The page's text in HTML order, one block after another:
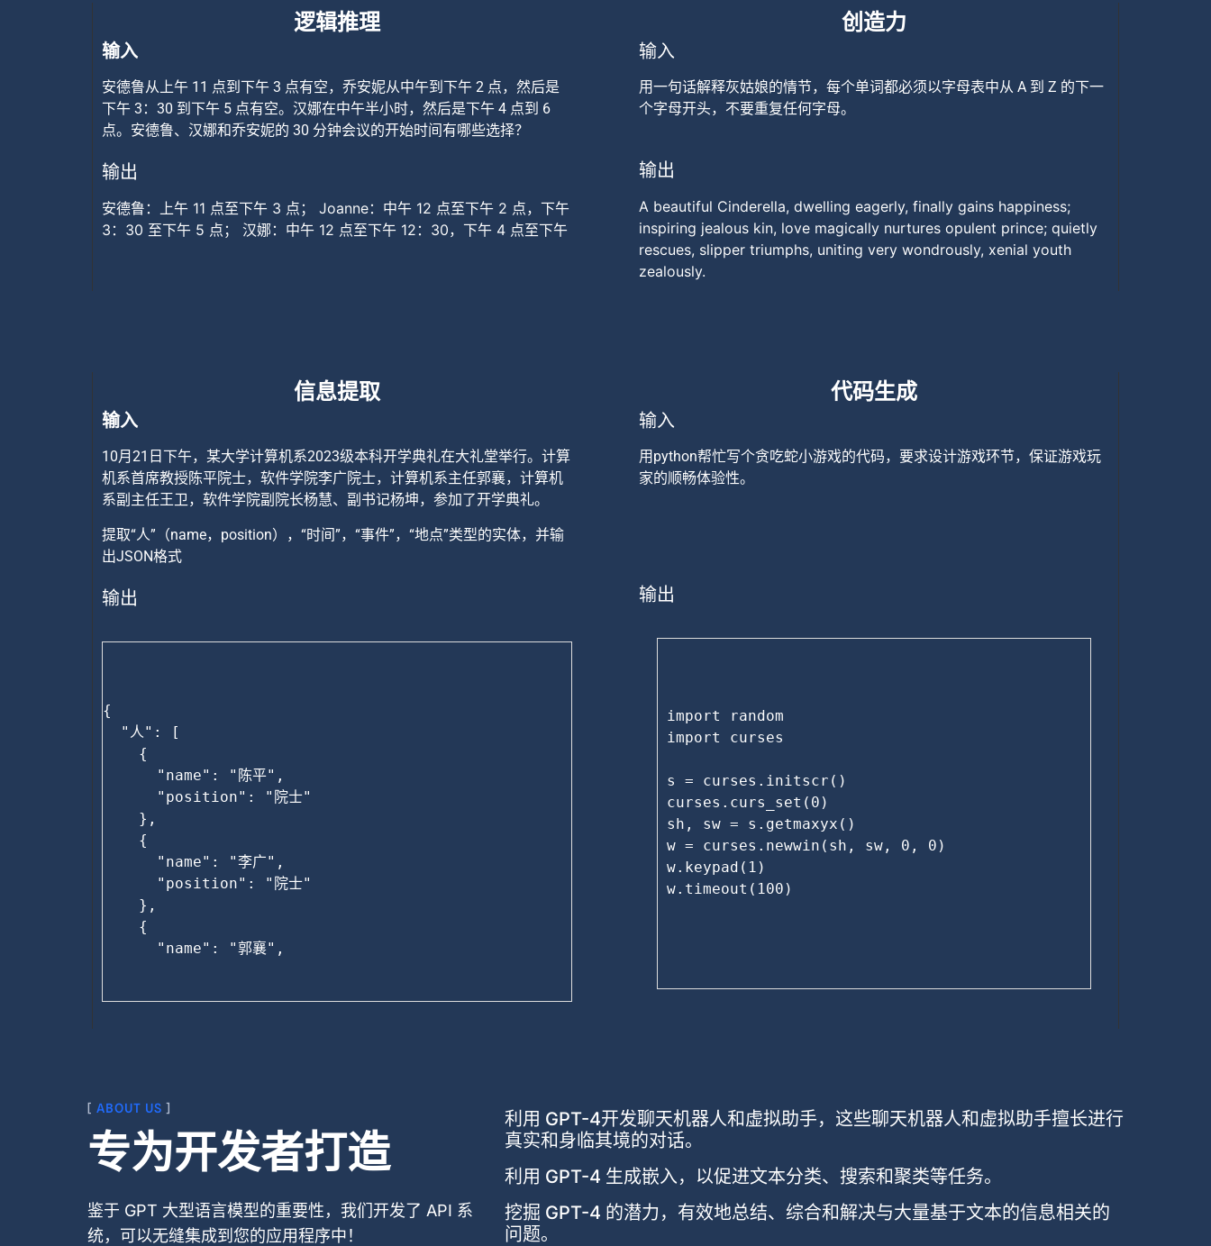
逻辑推理
输入
安德鲁从上午 11 点到下午 3 点有空，乔安妮从中午到下午 2 点，然后是
下午 3：30 到下午 5 点有空。汉娜在中午半小时，然后是下午 4 点到 6
点。安德鲁、汉娜和乔安妮的 30 分钟会议的开始时间有哪些选择？
输出
安德鲁：上午 11 点至下午 3 点； Joanne：中午 12 点至下午 2 点，下午
3：30 至下午 5 点； 汉娜：中午 12 点至下午 12：30，下午 4 点至下午
创造力
输入
用一句话解释灰姑娘的情节，每个单词都必须以字母表中从 A 到 Z 的下一
个字母开头，不要重复任何字母。
输出
A beautiful Cinderella, dwelling eagerly, finally gains happiness;
inspiring jealous kin, love magically nurtures opulent prince; quietly
rescues, slipper triumphs, uniting very wondrously, xenial youth
zealously.
信息提取
输入
10月21日下午，某大学计算机系2023级本科开学典礼在大礼堂举行。计算
机系首席教授陈平院士，软件学院李广院士，计算机系主任郭襄，计算机
系副主任王卫，软件学院副院长杨慧、副书记杨坤，参加了开学典礼。
提取“人”（name，position），“时间”，“事件”，“地点”类型的实体，并输
出JSON格式
输出
{
代码生成
输入
用python帮忙写个贪吃蛇小游戏的代码，要求设计游戏环节，保证游戏玩
家的顺畅体验性。
输出
import random
import curses
s = curses.initscr()
curses.curs_set(0)
sh, sw = s.getmaxyx()
w = curses.newwin(sh, sw, 0, 0)
w.keypad(1)
w.timeout(100)
[ ABOUT US ]
专为开发者打造
鉴于 GPT 大型语言模型的重要性，我们开发了 API 系
统，可以无缝集成到您的应用程序中！
利用 GPT-4开发聊天机器人和虚拟助手，这些聊天机器人和虚拟助手擅长进行
真实和身临其境的对话。
利用 GPT-4 生成嵌入，以促进文本分类、搜索和聚类等任务。
挖掘 GPT-4 的潜力，有效地总结、综合和解决与大量基于文本的信息相关的
问题。